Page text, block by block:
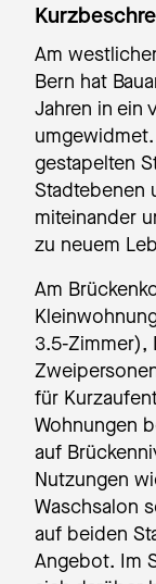
Am
Bern hat
Jahren in ein
gestapelten
Stadtebenen
miteinander
zu neuem
Am
3.5-Zimmer),
für
Wohnungen
auf
Nutzungen
Waschsalon
auf beiden
Angebot. Im